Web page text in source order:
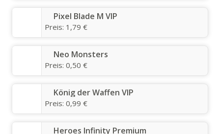
Pixel Blade M VIP
Preis: 1,79 €
Neo Monsters
Preis: 0,50 €
König der Waffen VIP
Preis: 0,99 €
Heroes Infinity Premium